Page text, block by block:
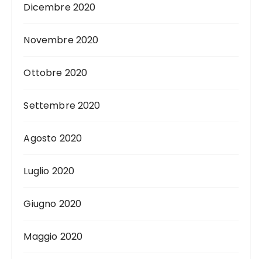
Dicembre 2020
Novembre 2020
Ottobre 2020
Settembre 2020
Agosto 2020
Luglio 2020
Giugno 2020
Maggio 2020